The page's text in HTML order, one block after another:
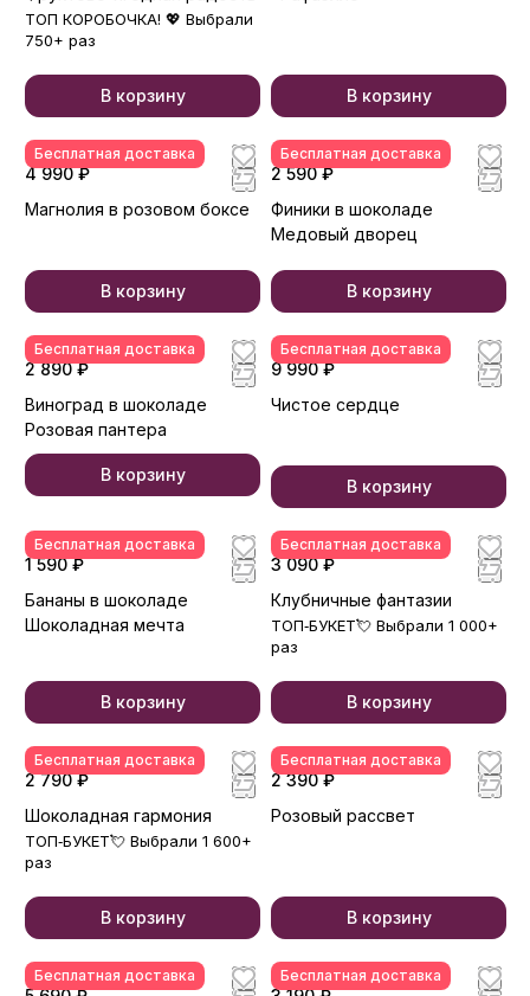
ТОП КОРОБОЧКА! 💖 Выбрали
750+ раз
В корзину В корзину
Бесплатная доставка
4 990 ₽
Магнолия в розовом боксе
В корзину
Бесплатная доставка
2 590 ₽
Финики в шоколаде
Медовый дворец
В корзину
Бесплатная доставка
2 890 ₽
Виноград в шоколаде
Розовая пантера
В корзину
Бесплатная доставка
9 990 ₽
Чистое сердце
В корзину
Бесплатная доставка
1 590 ₽
Бананы в шоколаде
Шоколадная мечта
В корзину
Бесплатная доставка
3 090 ₽
Клубничные фантазии
ТОП‑БУКЕТ💘 Выбрали 1 000+
раз
В корзину
Бесплатная доставка
2 790 ₽
Шоколадная гармония
ТОП‑БУКЕТ💘 Выбрали 1 600+
раз
В корзину
Бесплатная доставка
2 390 ₽
Розовый рассвет
В корзину
Бесплатная доставка Бесплатная доставка